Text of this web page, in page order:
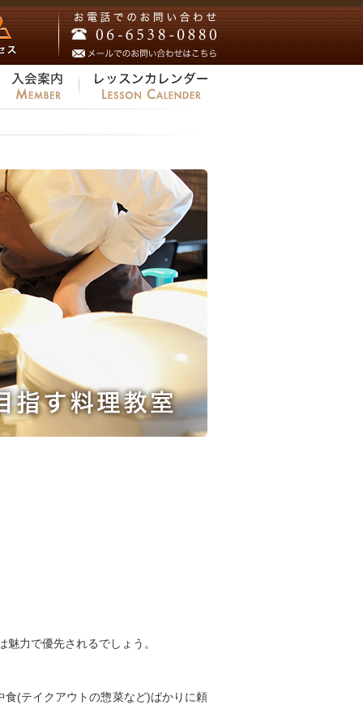
力で優先されるでしょう。
(テイクアウトの惣菜など)ばかりに頼